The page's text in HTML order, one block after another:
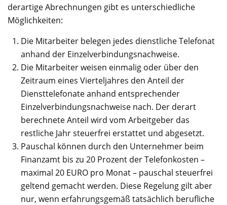
derartige Abrechnungen gibt es unterschiedliche
Möglichkeiten:
Die Mitarbeiter belegen jedes dienstliche Telefonat
anhand der Einzelverbindungsnachweise.
Die Mitarbeiter weisen einmalig oder über den
Zeitraum eines Vierteljahres den Anteil der
Diensttelefonate anhand entsprechender
Einzelverbindungsnachweise nach. Der derart
berechnete Anteil wird vom Arbeitgeber das
restliche Jahr steuerfrei erstattet und abgesetzt.
Pauschal können durch den Unternehmer beim
Finanzamt bis zu 20 Prozent der Telefonkosten –
maximal 20 EURO pro Monat – pauschal steuerfrei
geltend gemacht werden. Diese Regelung gilt aber
nur, wenn erfahrungsgemäß tatsächlich berufliche